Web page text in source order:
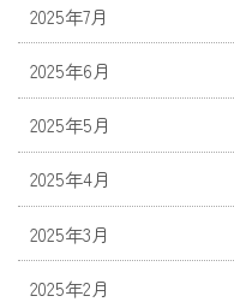
2025年7月
2025年6月
2025年5月
2025年4月
2025年3月
2025年2月